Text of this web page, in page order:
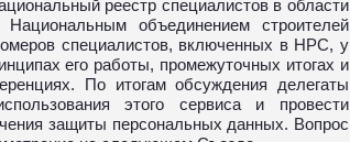
реестр специалистов в области
объединением строителей
специалистов, включенных в НРС, у
его работы, промежуточных итогах и
По итогам обсуждения делегаты
этого сервиса и провести
защиты персональных данных. Вопрос